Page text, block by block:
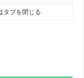
タブを閉じる